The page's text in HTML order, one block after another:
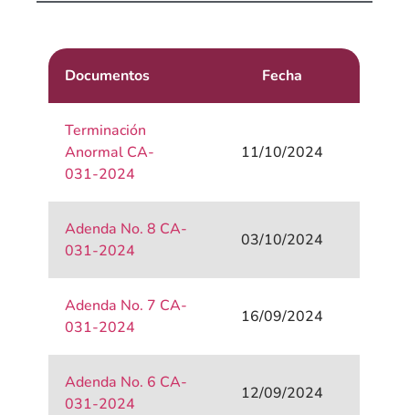
Documentos Fecha
Terminación
Anormal CA-
031-2024
11/10/2024
Adenda No. 8 CA-
031-2024
03/10/2024
Adenda No. 7 CA-
031-2024
16/09/2024
Adenda No. 6 CA-
031-2024
12/09/2024